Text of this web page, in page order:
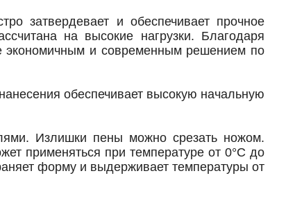
затвердевает и обеспечивает прочное
на высокие нагрузки. Благодаря
экономичным и современным решением по
обеспечивает высокую начальную
Излишки пены можно срезать ножом.
применяться при температуре от 0°C до
форму и выдерживает температуры от